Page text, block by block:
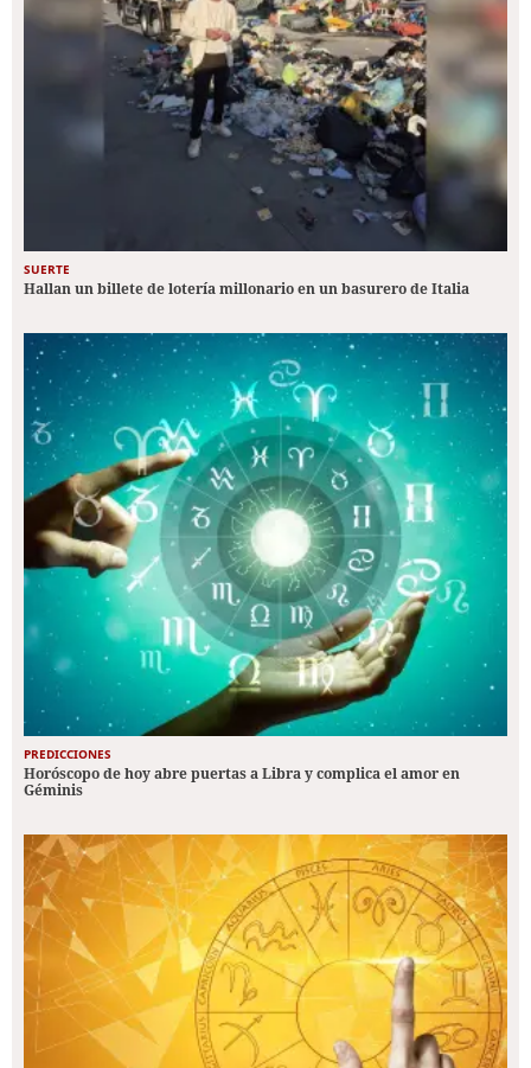
SUERTE
Hallan un billete de lotería millonario en un basurero de Italia
PREDICCIONES
Horóscopo de hoy abre puertas a Libra y complica el amor en
Géminis